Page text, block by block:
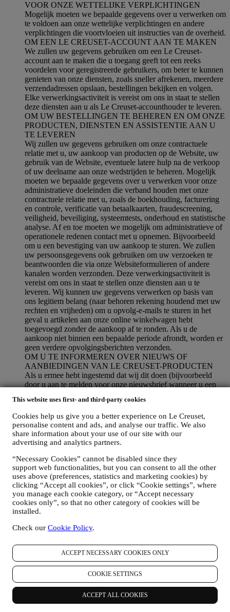
This website uses first- and third-party cookies
Cookies help us give you a better experience on Le Creuset,
personalise content and ads, and analyse our traffic. We also
share information about your use of our site with our
advertising and analytics partners.
“Necessary Cookies” cannot be disabled since they
support web functionalities, but you can consent to all the other
uses above (preferences, statistics and marketing cookies) by
clicking “Accept all cookies”, or click “Cookie settings”, where
you manage each cookie category, or “Accept necessary
cookies only”, so that no other category of cookies will be
installed.
Check our Cookie Policy.
ACCEPT NECESSARY COOKIES ONLY
COOKIE SETTINGS
ACCEPT ALL COOKIES
VOOR ONZE WETTELIJKE VERPLICHTINGEN
Mogelijk moeten we bepaalde gegevens over u verwerken om
te voldoen aan onze wettelijke verplichtingen en andere
verplichtingen die voortvloeien uit instructies van de overheid.
OM EEN LE CREUSET-ACCOUNT AAN TE MAKEN
We zullen uw gegevens gebruiken om een Le Creuset-
account aan te maken die u toegang geeft tot een reeks
voordelen voor geregistreerde gebruikers, om beter te kunnen
genieten van onze diensten, zoals sneller afrekenen, meerdere
verzendadressen opslaan, bestellingen bekijken en volgen.
Elke verwerkingsactiviteit is vereist om ons in staat te stellen
deze diensten aan u als Le Creuset-accounthouder te leveren.
OM UW BESTELLINGEN TE BEHEREN EN OM ONZE
PRODUCTEN, DIENSTEN EN ASSISTENTIE AAN U
TE LEVEREN
Wij zullen uw gegevens gebruiken om onze contractuele
relatie met u, uw aankoop van producten op de Website, uw
gebruik van de Website, eventuele latere hulp na de verkoop
of uw deelname aan onze wedstrijden te beheren. Mogelijk
moeten we bepaalde gegevens over u verwerken voor onze
administratieve doeleinden die verband houden met onze
contractuele relatie met u, zoals de boekhouding, facturering
en controle, verificatie van betaalkaarten, fraudescreening,
veiligheid, beveiliging, systeemtests, onderhoud en statistische
analyse. Af en toe moeten we mogelijk om administratieve of
operationele redenen contact met u opnemen. Bijvoorbeeld
om u een bevestiging van uw aankoop te sturen. We zullen
uw persoonsgegevens ook gebruiken om uw verzoeken te
beantwoorden die via onze Websiteformulieren of andere
kanalen worden verzonden. Deze verwerkingsactiviteit is
vereist om ons in staat te stellen onze diensten aan u te
leveren. Wij kunnen uw gegevens verwerken op basis van
ons legitiem belang (naar behoren rekening houdend met uw
rechten en vrijheden) om u opvolg-e-mails te sturen in het
geval u artikelen aan onze online winkelwagen hebt
toegevoegd zonder de aankoop af te ronden. Als u de
aankoop niet binnen een bepaalde periode afrondt, worden er
geen verdere opvolgingsberichten verzonden.
OM U TE INFORMEREN OVER NIEUWS OF
AANBIEDINGEN VAN LE CREUSET-PRODUCTEN
Als u ermee hebt ingestemd dat wij dit doen (bijvoorbeeld
door u aan te melden voor onze nieuwsbrief wanneer u een
gepersonaliseerde marketingcommunicatie en nieuws sturen
over initiatieven met betrekking tot Le Creuset die worden
gepromoot door de dochterondernemingen van de groep, en
lokale filialen en partners, die ook afhangen van uw
voorkeuren. Wij zullen contact met u opnemen via e-mail, sms
of sociale media, maar ook via geautomatiseerde middelen.
Dergelijke communicatie zal betrekking hebben op Le
Creuset-producten of op nieuwe winkelopeningen, exclusieve
evenementen, wedstrijden, enquêtes, demonstraties die
worden georganiseerd door Le Creuset of speciale
aanbiedingen die u misschien leuk vindt. Deze communicatie
kan voor u worden geselecteerd of op maat worden gemaakt
op basis van de gegevens die we over u hebben, zoals uw
locatie of uw aankoopgeschiedenis of uw voorkeuren voor
onze producten. Wij zullen uw gegevens gebruiken om uw
communicatie te personaliseren om deze relevanter en
interessanter te maken. Er zullen geen andere gevolgen zijn.
Wij verzamelen ook statistieken over het openen van e-mail
en klikgedrag met behulp van de in de sector gangbare
technologieën om ons te helpen onze nieuwsbrieven te
volgen. Deze verwerking is gebaseerd op uw toestemming
om gepersonaliseerde marketingcommunicatie van ons te